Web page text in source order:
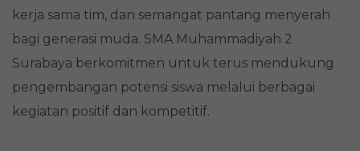
kerja sama tim, dan semangat pantang menyerah
bagi generasi muda. SMA Muhammadiyah 2
Surabaya berkomitmen untuk terus mendukung
pengembangan potensi siswa melalui berbagai
kegiatan positif dan kompetitif.